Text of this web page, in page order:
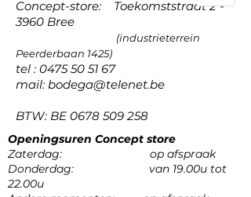
Concept-store: Toekomststraat 2 -
3960 Bree
(industrieterrein
Peerderbaan 1425)
tel : 0475 50 51 67
mail: bodega@telenet.be
BTW: BE 0678 509 258
Openingsuren Concept store
Zaterdag: op afspraak
Donderdag: van 19.00u tot
22.00u